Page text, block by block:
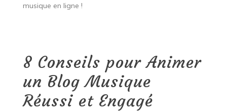
musique en ligne !
8 Conseils pour Animer
un Blog Musique
Réussi et Engagé